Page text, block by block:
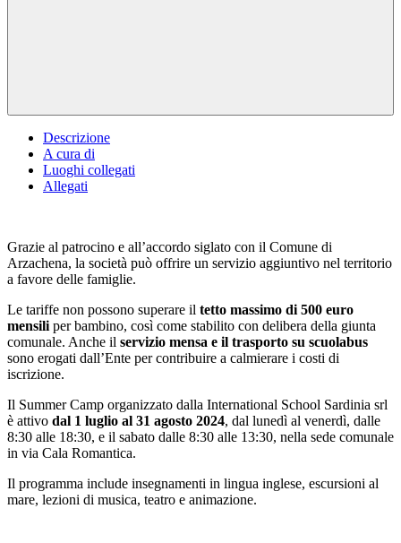
Descrizione
A cura di
Luoghi collegati
Allegati
Grazie al patrocino e all’accordo siglato con il Comune di
Arzachena, la società può offrire un servizio aggiuntivo nel territorio
a favore delle famiglie.
Le tariffe non possono superare il tetto massimo di 500 euro
mensili per bambino, così come stabilito con delibera della giunta
comunale. Anche il servizio mensa e il trasporto su scuolabus
sono erogati dall’Ente per contribuire a calmierare i costi di
iscrizione.
Il Summer Camp organizzato dalla International School Sardinia srl
è attivo dal 1 luglio al 31 agosto 2024, dal lunedì al venerdì, dalle
8:30 alle 18:30, e il sabato dalle 8:30 alle 13:30, nella sede comunale
in via Cala Romantica.
Il programma include insegnamenti in lingua inglese, escursioni al
mare, lezioni di musica, teatro e animazione.